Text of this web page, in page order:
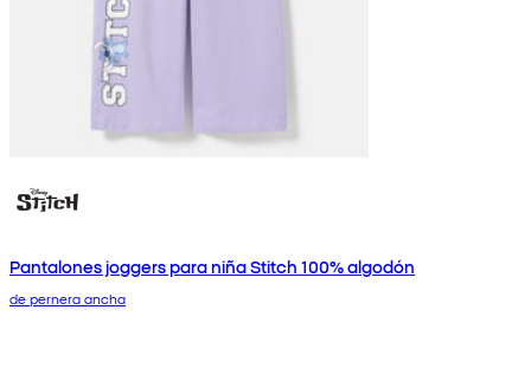
Pantalones joggers para niña Stitch 100% algodón
de pernera ancha